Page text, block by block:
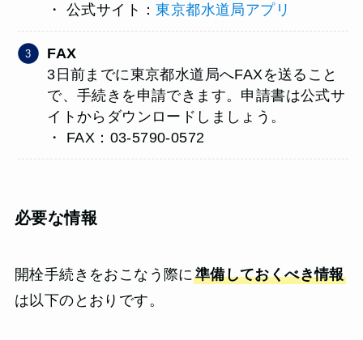
・ 公式サイト：東京都水道局アプリ
FAX
3日前までに東京都水道局へFAXを送ること
で、手続きを申請できます。申請書は公式サ
イトからダウンロードしましょう。
・ FAX：03-5790-0572
必要な情報
開栓手続きをおこなう際に 準備しておくべき情報
は以下のとおりです。